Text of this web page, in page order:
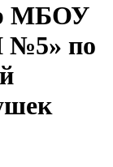
МБОУ
№5» по